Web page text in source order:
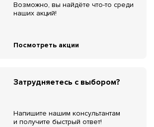
Возможно, вы найдёте что-то среди
наших акций!
Посмотреть акции
Затрудняетесь с выбором?
Напишите нашим консультантам
и получите быстрый ответ!